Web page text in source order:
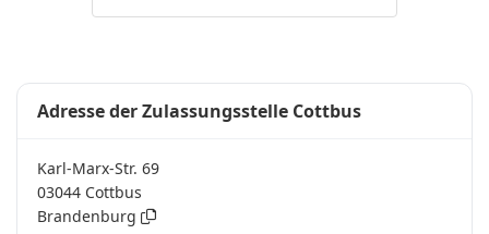
Adresse der Zulassungsstelle Cottbus
Karl-Marx-Str. 69
03044 Cottbus
Brandenburg